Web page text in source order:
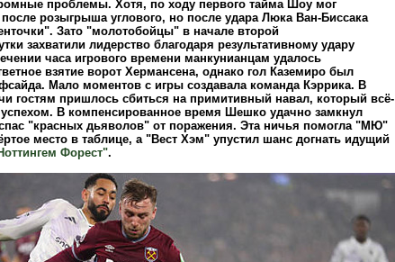
проблемы. Хотя, по ходу первого тайма Шоу мог
розыгрыша углового, но после удара Люка Ван-Биссака
Зато "молотобойцы" в начале второй
захватили лидерство благодаря результативному удару
часа игрового времени манкунианцам удалось
взятие ворот Хермансена, однако гол Каземиро был
Мало моментов с игры создавала команда Кэррика. В
гостям пришлось сбиться на примитивный навал, который всё-
успехом. В компенсированное время Шешко удачно замкнул
"красных дьяволов" от поражения. Эта ничья помогла "МЮ"
место в таблице, а "Вест Хэм" упустил шанс догнать идущий
Форест".